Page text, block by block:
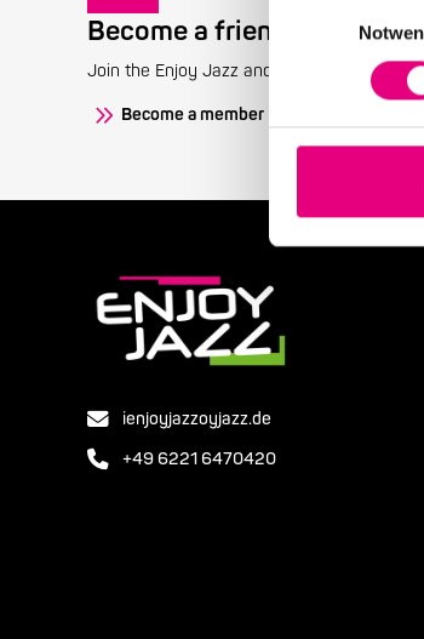
Become a friend!
Join the Enjoy Jazz and receive exclusive
Become a member
ienjoyjazzoyjazz.de
+49 6221 6470420